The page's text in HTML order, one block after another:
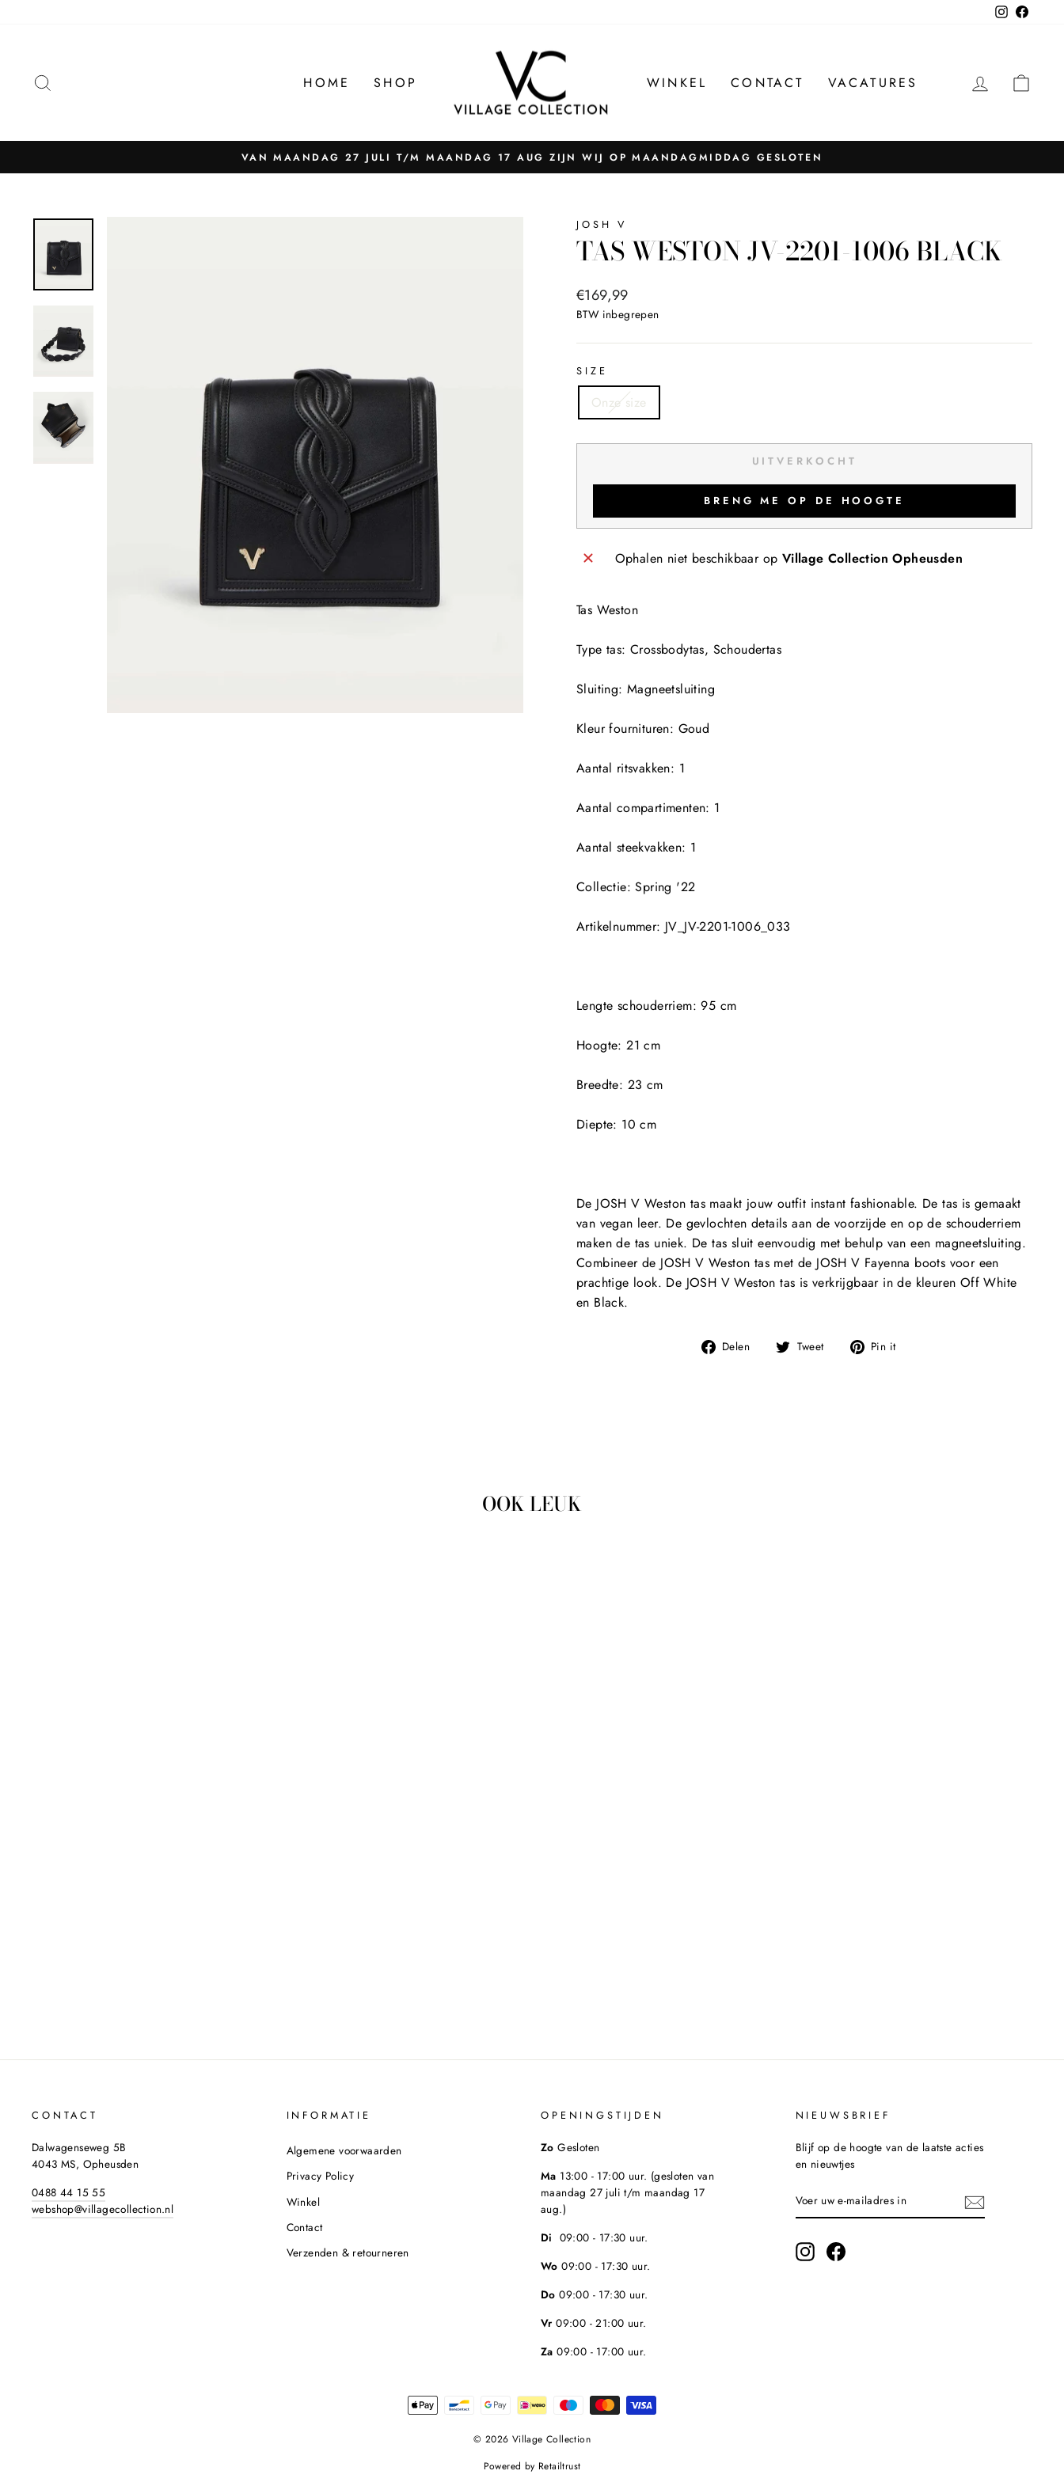
Instagram
HOME SHOP WINKEL CONTACT VACATURES
Pauzeer
VAN MAANDAG 27 JULI T/M MAANDAG 17 AUG ZIJN WIJ OP MAANDAGMIDDAG GESLOTEN
JOSH V
TAS WESTON JV-2201-1006 BLACK
Normale
prijs
€169,99
BTW inbegrepen
SIZE
Onze size
UITVERKOCHT
BRENG ME OP DE HOOGTE
Ophalen niet beschikbaar op Village Collection Opheusden
Tas Weston
Type tas: Crossbodytas, Schoudertas
Sluiting: Magneetsluiting
Kleur fournituren: Goud
Aantal ritsvakken: 1
Aantal compartimenten: 1
Aantal steekvakken: 1
Collectie: Spring '22
Artikelnummer: JV_JV-2201-1006_033
Lengte schouderriem: 95 cm
Hoogte: 21 cm
Breedte: 23 cm
Diepte: 10 cm
De JOSH V Weston tas maakt jouw outfit instant fashionable. De tas is gemaakt
van vegan leer. De gevlochten details aan de voorzijde en op de schouderriem
maken de tas uniek. De tas sluit eenvoudig met behulp van een magneetsluiting.
Combineer de JOSH V Weston tas met de JOSH V Fayenna boots voor een
prachtige look. De JOSH V Weston tas is verkrijgbaar in de kleuren Off White
en Black.
Delen
Deel
Tweet
Tweet Pin it
OOK LEUK
CONTACT
Dalwagenseweg 5B
4043 MS, Opheusden
0488 44 15 55
webshop@villagecollection.nl
INFORMATIE
Algemene voorwaarden
Privacy Policy
Winkel
Contact
Verzenden & retourneren
OPENINGSTIJDEN
Zo Gesloten
Ma 13:00 - 17:00 uur. (gesloten van
maandag 27 juli t/m maandag 17
aug.)
Di 09:00 - 17:30 uur.
Wo 09:00 - 17:30 uur.
Do 09:00 - 17:30 uur.
Vr 09:00 - 21:00 uur.
Za 09:00 - 17:00 uur.
NIEUWSBRIEF
Blijf op de hoogte van de laatste acties
en nieuwtjes
UW
E-
IN InstagramFacebook
© 2026 Village Collection
Powered by Retailtrust